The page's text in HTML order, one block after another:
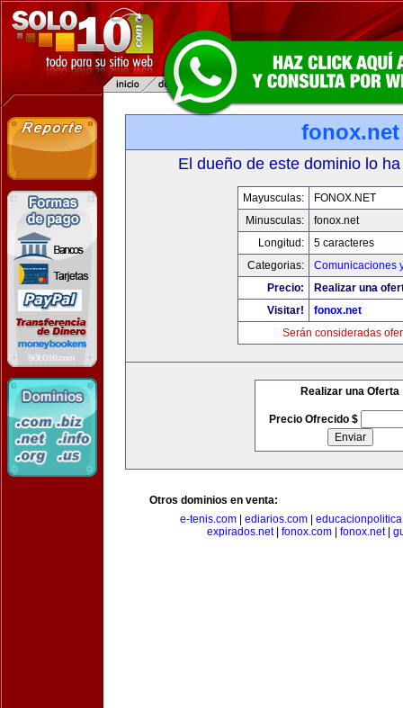
fonox.net
El dueño de este dominio lo
Mayusculas:
FONOX.NET
Minusculas:
fonox.net
Longitud:
5 caracteres
Categorias:
Comunicaciones
Precio:
Realizar una
Visitar!
fonox.net
Serán consideradas
Realizar una Oferta
Precio Ofrecido $
Otros dominios en venta:
e-tenis.com
ediarios.com
expirados.net| fonox.com fonox.net|